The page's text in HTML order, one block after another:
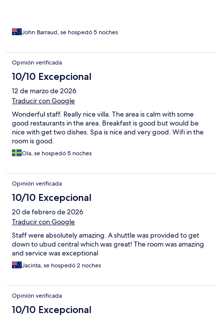
John Barraud, se hospedó 5 noches
Opinión verificada
10/10 Excepcional
12 de marzo de 2026
Traducir con Google
Wonderful staff. Really nice villa. The area is calm with some
good restaurants in the area. Breakfast is good but would be
nice with get two dishes. Spa is nice and very good. Wifi in the
room is good.
Ola, se hospedó 5 noches
Opinión verificada
10/10 Excepcional
20 de febrero de 2026
Traducir con Google
Staff were absolutely amazing. A shuttle was provided to get
down to ubud central which was great! The room was amazing
and service was exceptional
Jacinta, se hospedó 2 noches
Opinión verificada
10/10 Excepcional